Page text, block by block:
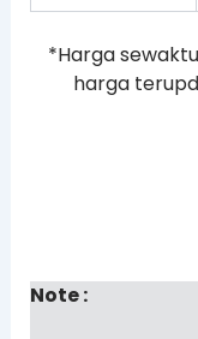
*Harga
harga
Note :